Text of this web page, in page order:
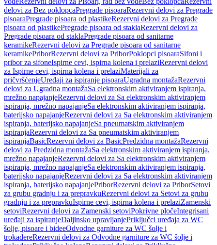
delovi za Bez poklopcaPregrade pisoaraRezervni delovi za Pregrade
pisoaraPregrade pisoara od plastikeRezervni delovi za Pregrade
pisoara od plastikePregrade pisoara od staklaRezervni delovi za
Pregrade pisoara od staklaPregrade pisoara od sanitarne
keramikeRezervni delovi za Pregrade pisoara od sanitarne
keramikePriborRezervni delovi za PriborPoklopci pisoaraSifoni i
pribor za sifoneIspirne cevi, ispirna kolena i prelaziRezervni delovi
za Ispirne cevi, ispirna kolena i prelaziMaterijali za
pričvršćenjeUređaji za ispiranje pisoaraUgradna montažaRezervni
delovi za Ugradna montažaSa elektronskim aktiviranjem ispiranja,
mrežno napajanjeRezervni delovi za Sa elektronskim aktiviranjem
ispiranja, mrežno napajanjeSa elektronskim aktiviranjem ispiranja,
baterijsko napajanjeRezervni delovi za Sa elektronskim aktiviranjem
ispiranja, baterijsko napajanjeSa pneumatskim aktiviranjem
ispiranjaRezervni delovi za Sa pneumatskim aktiviranjem
ispiranjaBasicRezervni delovi za BasicPredzidna montažaRezervni
delovi za Predzidna montažaSa elektronskim aktiviranjem ispiranja,
mrežno napajanjeRezervni delovi za Sa elektronskim aktiviranjem
ispiranja, mrežno napajanjeSa elektronskim aktiviranjem ispiranja,
baterijsko napajanjeRezervni delovi za Sa elektronskim aktiviranjem
ispiranja, baterijsko napajanjePriborRezervni delovi za PriborSetovi
za grubu gradnju i za prepravkuRezervni delovi za Setovi za grubu
gradnju i za prepravkuIspirne cevi, ispirna kolena i prelaziZamenski
setoviRezervni delovi za Zamenski setoviPokrivne pločeIntegrisani
uređaji za ispiranjeDaljinsko upravljanjePriključci uređaja za WC
šolje, pisoare i bideeOdvodne garniture za WC šolje i
trokadereRezervni delovi za Odvodne garniture za WC šolje i